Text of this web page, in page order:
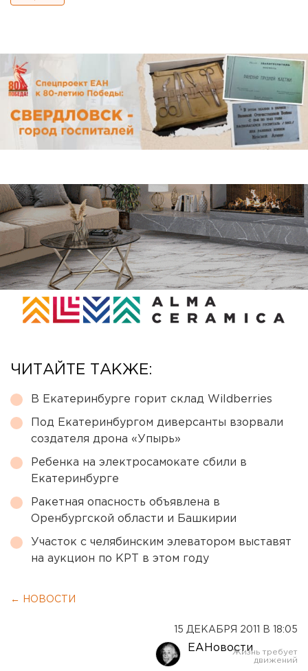
ЧИТАЙТЕ ТАКЖЕ:
В Екатеринбурге горит склад Wildberries
Под Екатеринбургом диверсанты взорвали
создателя дрона «Упырь»
Ребенка на электросамокате сбили в
Екатеринбурге
Ракетная опасность объявлена в
Оренбургской области и Башкирии
Участок с челябинским элеватором выставят
на аукцион по КРТ в этом году
← НОВОСТИ
15 ДЕКАБРЯ 2011 В 18:05
ЕАНовости